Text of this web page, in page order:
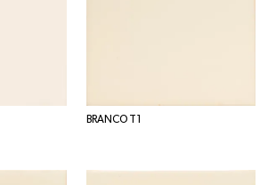
BRANCO T1